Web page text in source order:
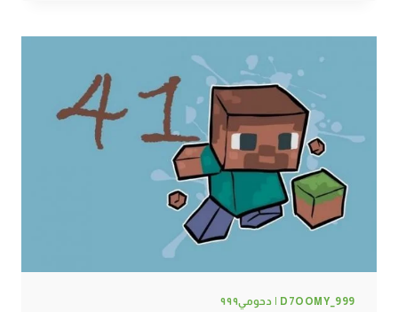
حليب
#45
45#
MINECRAFT
:
D7OOMY999
D7OOMY_999 | دحومي٩٩٩